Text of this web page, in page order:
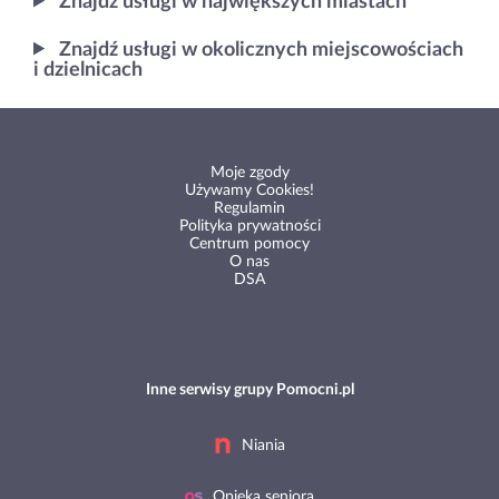
Znajdź usługi w okolicznych miejscowościach
i dzielnicach
Moje zgody
Używamy Cookies!
Regulamin
Polityka prywatności
Centrum pomocy
O nas
DSA
Inne serwisy grupy Pomocni.pl
Niania